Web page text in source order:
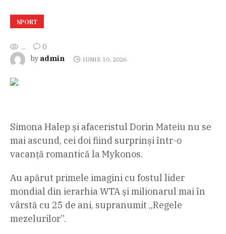
SPORT
...
0
by admin IUNIE 10, 2026
Simona Halep și afaceristul Dorin Mateiu nu se
mai ascund, cei doi fiind surprinși într-o
vacanță romantică la Mykonos.
Au apărut primele imagini cu fostul lider
mondial din ierarhia WTA și milionarul mai în
vârstă cu 25 de ani, supranumit „Regele
mezelurilor”.